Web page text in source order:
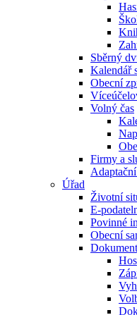
Sběrný
Kalendář
Obecní
Volný čas
Firmy a
Úřad
Životní
E-
Povinné
Obecní